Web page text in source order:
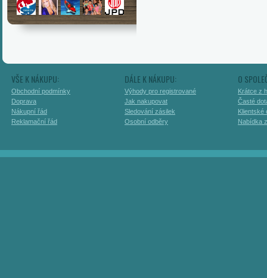
VŠE K NÁKUPU:
Obchodní podmínky
Doprava
Nákupní řád
Reklamační řád
DÁLE K NÁKUPU:
Výhody pro registrované
Jak nakupovat
Sledování zásilek
Osobní odběry
O
Krátce z
Časté
Klientské
Nabídka